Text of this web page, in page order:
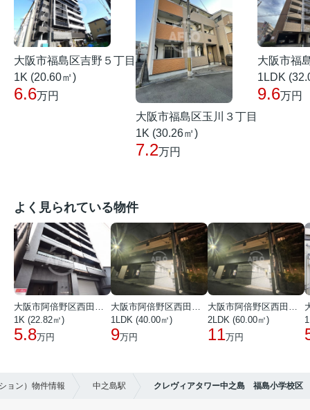
大阪市福島区吉野５丁目
1K (20.60㎡)
6.6万円
大阪市福島区玉川３丁目
1K (30.26㎡)
7.2万円
大阪市福
1LDK
9.6万円
よく見られている物件
大阪市阿倍野区西田辺町１丁目
1K (22.82㎡)
5.8万円
大阪市阿倍野区西田辺町１丁目
1LDK (40.00㎡)
9万円
大阪市阿倍野区西田辺町１丁目
2LDK (60.00㎡)
11万円
ョン）物件情報 中之島駅 クレヴィアタワー中之島 福島小学校区